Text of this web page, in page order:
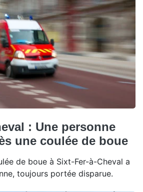
: Une personne
une coulée de boue
de boue à Sixt-Fer-à-Cheval a
toujours portée disparue.